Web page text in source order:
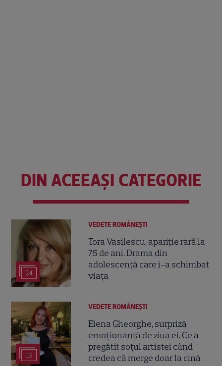
DIN ACEEAȘI CATEGORIE
24
VEDETE ROMÂNEŞTI
Tora Vasilescu, apariție rară la
75 de ani. Drama din
adolescență care i-a schimbat
viața
15
VEDETE ROMÂNEŞTI
Elena Gheorghe, surpriză
emoționantă de ziua ei. Ce a
pregătit soțul artistei când
credea că merge doar la cină